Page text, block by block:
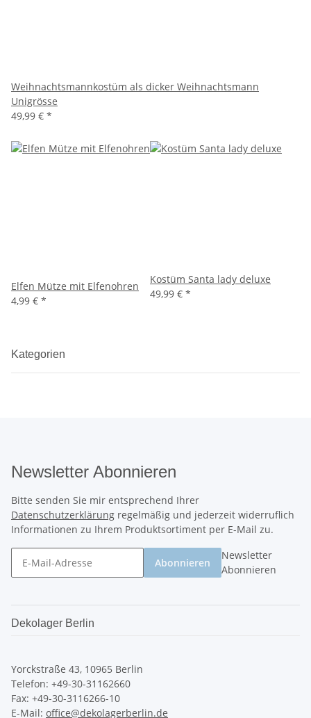
Weihnachtsmannkostüm als dicker Weihnachtsmann
Unigrösse
49,99 € *
Elfen Mütze mit Elfenohren
4,99 € *
Kostüm Santa lady deluxe
49,99 € *
Kategorien
Newsletter Abonnieren
Bitte senden Sie mir entsprechend Ihrer
Datenschutzerklärung regelmäßig und jederzeit widerruflich
Informationen zu Ihrem Produktsortiment per E-Mail zu.
Abonnieren
Newsletter
Abonnieren
Dekolager Berlin
Yorckstraße 43, 10965 Berlin
Telefon: +49-30-31162660
Fax: +49-30-3116266-10
E-Mail: office@dekolagerberlin.de